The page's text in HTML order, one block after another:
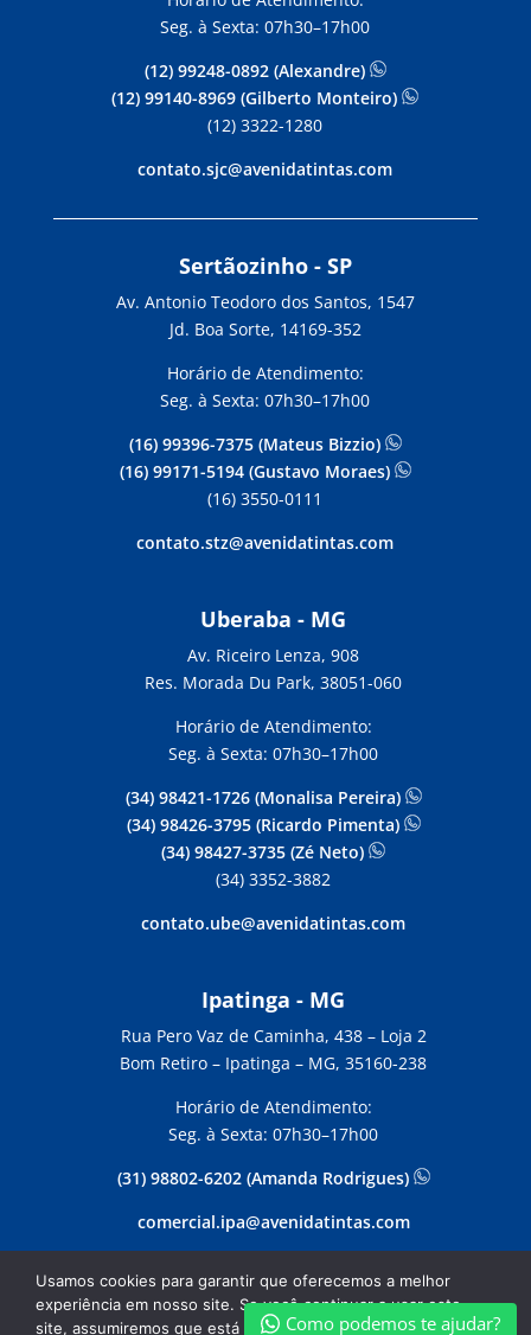
Seg. à Sexta: 07h30–17h00
(12) 99248-0892 (Alexandre)
(12) 99140-8969 (Gilberto Monteiro)
(12) 3322-1280
contato.sjc@avenidatintas.com
Sertãozinho - SP
Av. Antonio Teodoro dos Santos, 1547
Jd. Boa Sorte, 14169-352
Horário de Atendimento:
Seg. à Sexta: 07h30–17h00
(16) 99396-7375 (Mateus Bizzio)
(16) 99171-5194 (Gustavo Moraes)
(16) 3550-0111
contato.stz@avenidatintas.com
Uberaba - MG
Av. Riceiro Lenza, 908
Res. Morada Du Park, 38051-060
Horário de Atendimento:
Seg. à Sexta: 07h30–17h00
(34) 98421-1726 (Monalisa Pereira)
(34) 98426-3795 (Ricardo Pimenta)
(34) 98427-3735 (Zé Neto)
(34) 3352-3882
contato.ube@avenidatintas.com
Ipatinga - MG
Rua Pero Vaz de Caminha, 438 – Loja 2
Bom Retiro – Ipatinga – MG, 35160-238
Horário de Atendimento:
Seg. à Sexta: 07h30–17h00
(31) 98802-6202 (Amanda Rodrigues)
comercial.ipa@avenidatintas.com
Copyright Avenida Tintas | Desenvolvido por Webdas
Como podemos te ajudar?
Usamos cookies para garantir que oferecemos a melhor
experiência em nosso site. Se você continuar a usar este
site, assumiremos que está satisfeito com ele.